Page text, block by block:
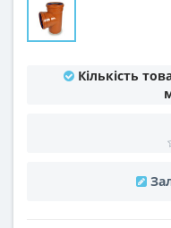
Кількість